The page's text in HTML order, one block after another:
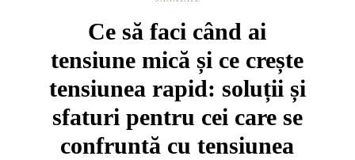
Ce să faci când ai
tensiune mică și ce crește
tensiunea rapid: soluții și
sfaturi pentru cei care se
confruntă cu tensiunea